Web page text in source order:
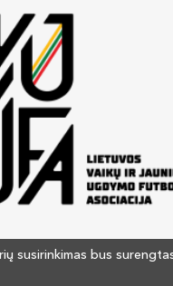
susirinkimas bus